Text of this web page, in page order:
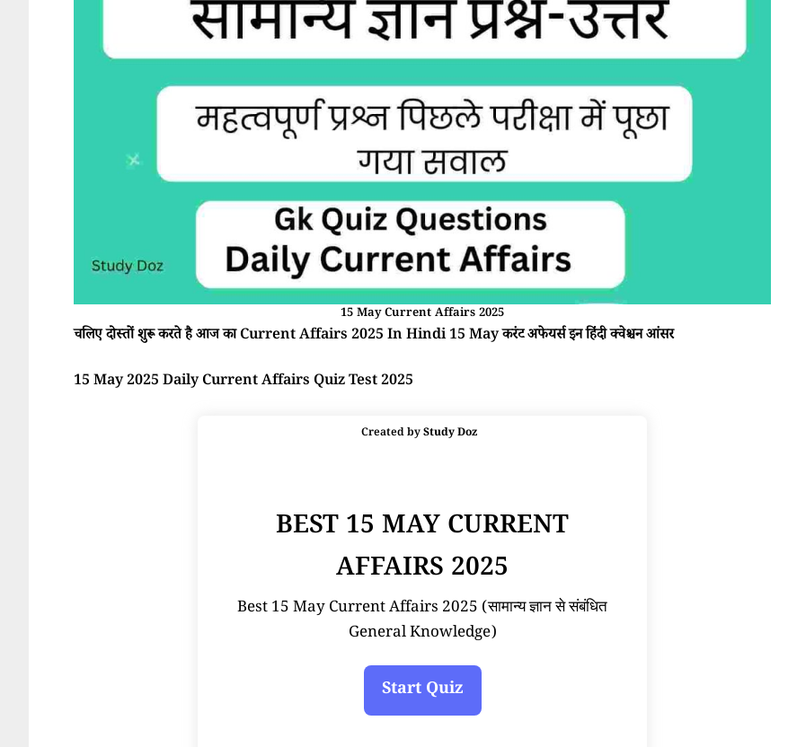
15 May Current Affairs 2025
चलिए दोस्तों शुरू करते है आज का Current Affairs 2025 In Hindi 15 May करंट अफेयर्स इन हिंदी क्वेश्चन आंसर
15 May 2025 Daily Current Affairs Quiz Test 2025
Created byStudy Doz
BEST 15 MAY CURRENT
AFFAIRS 2025
Best 15 May Current Affairs 2025 (सामान्य ज्ञान से संबंधित
General Knowledge)